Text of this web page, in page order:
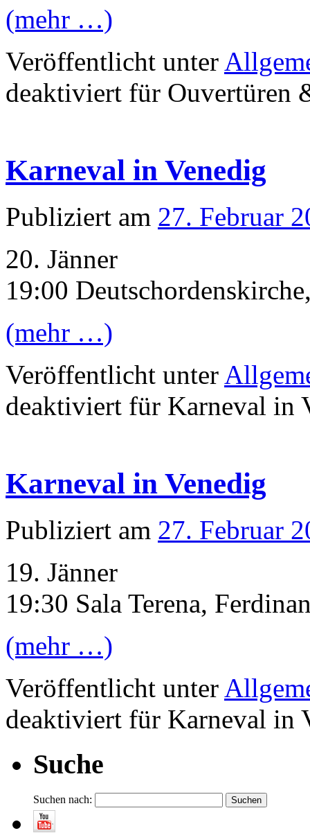
(mehr …)
Veröffentlicht unter
deaktiviert für Ouvertüren
Karneval in Venedig
Publiziert am 27. Februar
20. Jänner
19:00
(mehr …)
Veröffentlicht unter
deaktiviert für Karneval in
Karneval in Venedig
Publiziert am 27. Februar
19. Jänner
19:30 Sala Terena,
(mehr …)
Veröffentlicht unter
deaktiviert für Karneval in
Suche
Suchen nach: